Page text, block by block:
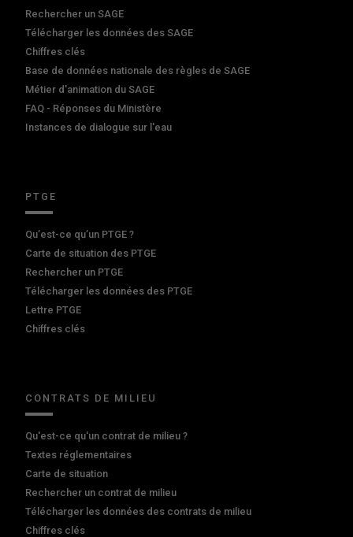
Rechercher un SAGE
Télécharger les données des SAGE
Chiffres clés
Base de données nationale des règles de SAGE
Métier d'animation du SAGE
FAQ - Réponses du Ministère
Instances de dialogue sur l'eau
PTGE
Qu’est-ce qu’un PTGE ?
Carte de situation des PTGE
Rechercher un PTGE
Télécharger les données des PTGE
Lettre PTGE
Chiffres clés
CONTRATS DE MILIEU
Qu'est-ce qu'un contrat de milieu ?
Textes réglementaires
Carte de situation
Rechercher un contrat de milieu
Télécharger les données des contrats de milieu
Chiffres clés